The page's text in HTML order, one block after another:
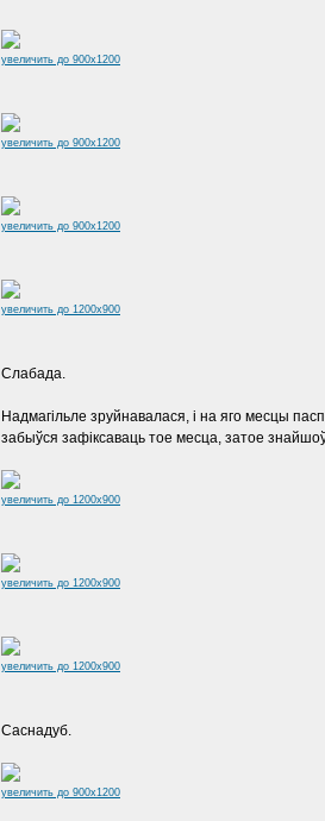
увеличить до 900x1200
увеличить до 900x1200
увеличить до 900x1200
увеличить до 1200x900
Слабада.
Надмагільле зруйнавалася, і на яго месцы
забыўся зафіксаваць тое месца, затое
увеличить до 1200x900
увеличить до 1200x900
увеличить до 1200x900
Саснадуб.
увеличить до 900x1200